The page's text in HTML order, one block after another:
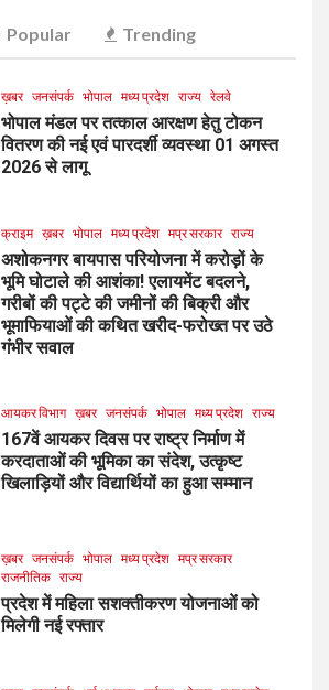
Popular Trending
ख़बर जनसंपर्क भोपाल मध्य प्रदेश राज्य रेलवे
भोपाल मंडल पर तत्काल आरक्षण हेतु टोकन
वितरण की नई एवं पारदर्शी व्यवस्था 01 अगस्त
2026 से लागू
क्राइम ख़बर भोपाल मध्य प्रदेश मप्र सरकार राज्य
अशोकनगर बायपास परियोजना में करोड़ों के
भूमि घोटाले की आशंका! एलायमेंट बदलने,
गरीबों की पट्टे की जमीनों की बिक्री और
भूमाफियाओं की कथित खरीद-फरोख्त पर उठे
गंभीर सवाल
आयकर विभाग ख़बर जनसंपर्क भोपाल मध्य प्रदेश राज्य
167वें आयकर दिवस पर राष्ट्र निर्माण में
करदाताओं की भूमिका का संदेश, उत्कृष्ट
खिलाड़ियों और विद्यार्थियों का हुआ सम्मान
ख़बर जनसंपर्क भोपाल मध्य प्रदेश मप्र सरकार
राजनीतिक राज्य
प्रदेश में महिला सशक्तीकरण योजनाओं को
मिलेगी नई रफ्तार